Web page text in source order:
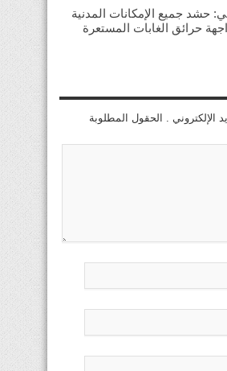
حشد جميع الإمكانات المدنية
حرائق الغابات المستعرة
الإلكتروني . الحقول المطلوبة